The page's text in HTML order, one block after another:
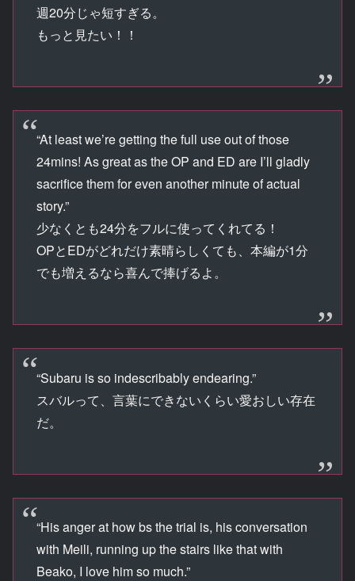
週20分じゃ短すぎる。
もっと見たい！！
“At least we’re getting the full use out of those
24mins! As great as the OP and ED are I’ll gladly
sacrifice them for even another minute of actual
story.”
少なくとも24分をフルに使ってくれてる！
OPとEDがどれだけ素晴らしくても、本編が1分
でも増えるなら喜んで捧げるよ。
“Subaru is so indescribably endearing.”
スバルって、言葉にできないくらい愛おしい存在
だ。
“His anger at how bs the trial is, his conversation
with Meili, running up the stairs like that with
Beako, I love him so much.”